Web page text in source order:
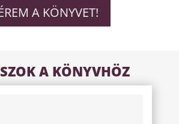
A KÖNYVET!
A KÖNYVHÖZ